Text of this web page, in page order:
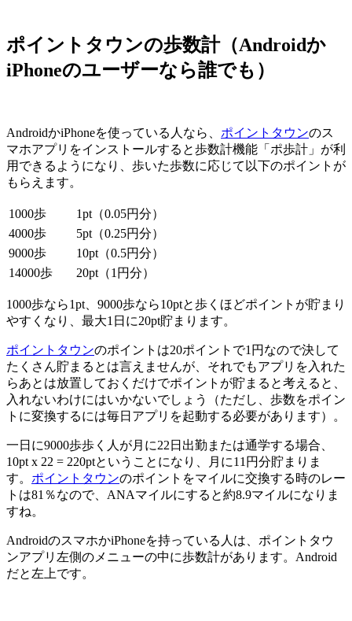
ポイントタウンの歩数計（Androidか
iPhoneのユーザーなら誰でも）
AndroidかiPhoneを使っている人なら、 ポイントタウンのス
マホアプリをインストールすると歩数計機能「ポ歩計」が利
用できるようになり、歩いた歩数に応じて以下のポイントが
もらえます。
1000歩
1pt（0.05円分）
4000歩
5pt（0.25円分）
9000歩
10pt（0.5円分）
14000歩
20pt（1円分）
1000歩なら1pt、9000歩なら10ptと歩くほどポイントが貯まり
やすくなり、最大1日に20pt貯まります。
ポイントタウンのポイントは20ポイントで1円なので決して
たくさん貯まるとは言えませんが、それでもアプリを入れた
らあとは放置しておくだけでポイントが貯まると考えると、
入れないわけにはいかないでしょう（ただし、歩数をポイン
トに変換するには毎日アプリを起動する必要があります）。
一日に9000歩歩く人が月に22日出勤または通学する場合、
10pt x 22 = 220ptということになり、月に11円分貯まりま
す。 ポイントタウンのポイントをマイルに交換する時のレー
トは81％なので、ANAマイルにすると約8.9マイルになりま
すね。
AndroidのスマホかiPhoneを持っている人は、ポイントタウ
ンアプリ左側のメニューの中に歩数計があります。Android
だと左上です。